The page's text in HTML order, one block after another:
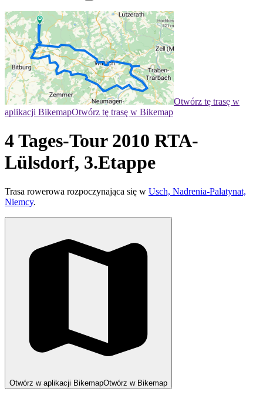
Otwórz tę trasę w
aplikacji BikemapOtwórz tę trasę w Bikemap
4 Tages-Tour 2010 RTA-
Lülsdorf, 3.Etappe
Trasa rowerowa rozpoczynająca się w Usch, Nadrenia-Palatynat,
Niemcy.
Otwórz w aplikacji BikemapOtwórz w Bikemap